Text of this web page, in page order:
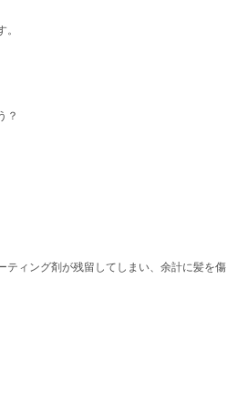
？
ティング剤が残留してしまい、余計に髪を傷